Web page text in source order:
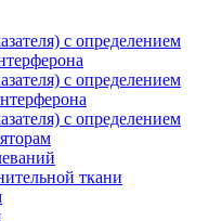
с определением
с определением
с определением
ткани